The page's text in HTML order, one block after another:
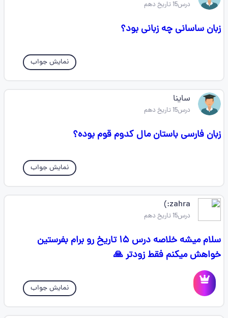
درس15 تاریخ دهم
زبان ساسانی چه زبانی بود؟
نمایش جواب
ساینا
درس15 تاریخ دهم
زبان فارسی باستان مال کدوم قوم بوده؟
نمایش جواب
zahra:)
درس15 تاریخ دهم
سلام میشه خلاصه درس ۱۵ تاریخ رو برام بفرستین
خواهش میکنم فقط زودتر 🙏
نمایش جواب